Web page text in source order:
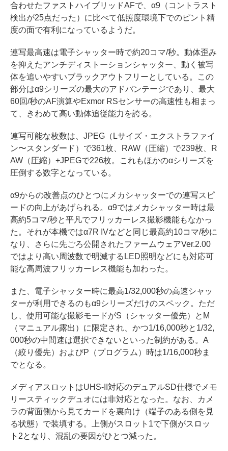
合わせたファストハイブリッドAFで、α9（コントラスト
検出が25点だった）に比べて低照度環境下でのピント精
度の面で有利になっているようだ。
連写最高速は電子シャッター時で約20コマ/秒。動体歪み
を抑えたアンチディストーションシャッター、動く被写
体を追いやすいブラックアウトフリーとしている。この
部分はα9シリーズの最大のアドバンテージであり、最大
60回/秒のAF演算やExmor RSセンサーの高速性も相まっ
て、きわめて高い動体追従能力を誇る。
連写可能な枚数は、JPEG（Lサイズ・エクストラファイ
ン〜スタンダード）で361枚、RAW（圧縮）で239枚、R
AW（圧縮）+JPEGで226枚。これもほかのαシリーズを
圧倒する数字となっている。
α9からの改善点のひとつにメカシャッターでの連写スピ
ードの向上があげられる。α9ではメカシャッター時は最
高約5コマ/秒と平凡でフリッカーレス撮影機能もなかっ
た。それが本機ではα7R IVなどと同じ最高約10コマ/秒に
なり、さらに先ごろ公開されたファームウェアVer.2.00
ではより高い周波数で明滅するLED照明などにも対応可
能な高周波フリッカーレス機能も加わった。
また、電子シャッター時に最高1/32,000秒の高速シャッ
ターが利用できるのもα9シリーズだけのスペック。ただ
し、使用可能な撮影モードがS（シャッター優先）とM
（マニュアル露出）に限定され、かつ1/16,000秒と1/32,
000秒の中間速は選択できないといった制約がある。A
（絞り優先）およびP（プログラム）時は1/16,000秒ま
でとなる。
メディアスロットはUHS-II対応のデュアルSD仕様でメモ
リースティックデュオには非対応となった。なお、カメ
ラの背面側から見てカードを裏向け（端子のある側を見
る状態）で装填する。上側がスロット1で下側がスロッ
ト2となり、混乱の要因がひとつ減った。